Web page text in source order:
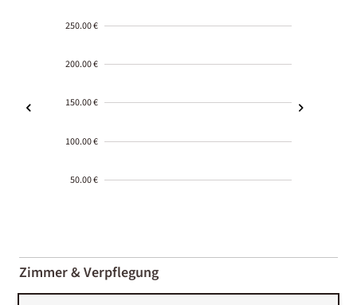
250.00 €
200.00 €
150.00 €
100.00 €
50.00 €
01-02
Zimmer & Verpflegung